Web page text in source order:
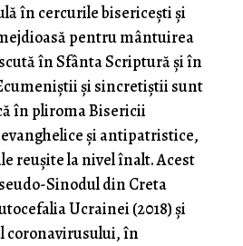
în cercurile bisericești și
pentru mântuirea
în Sfânta Scriptură și în
și sincretiștii sunt
în pliroma Bisericii
și antipatristice,
reușite la nivel înalt. Acest
Sinodul din Creta
Ucrainei (2018) și
coronavirusului, în